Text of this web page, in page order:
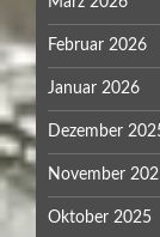
Februar 2026
Januar 2026
Dezember
November
Oktober 2025